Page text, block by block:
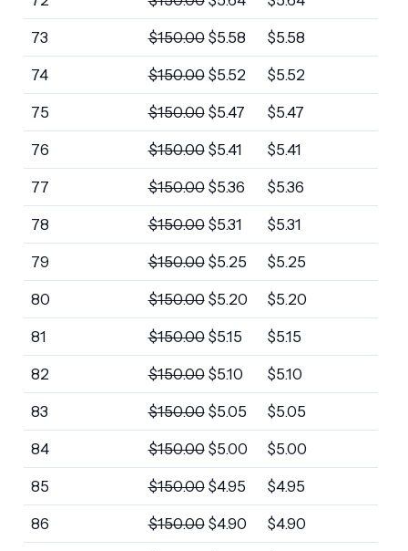
73 $150.00 $5.58 $5.58
74 $150.00 $5.52 $5.52
75 $150.00 $5.47 $5.47
76 $150.00 $5.41 $5.41
77 $150.00 $5.36 $5.36
78 $150.00 $5.31 $5.31
79 $150.00 $5.25 $5.25
80 $150.00 $5.20 $5.20
81 $150.00 $5.15 $5.15
82 $150.00 $5.10 $5.10
83 $150.00 $5.05 $5.05
84 $150.00 $5.00 $5.00
85 $150.00 $4.95 $4.95
86 $150.00 $4.90 $4.90